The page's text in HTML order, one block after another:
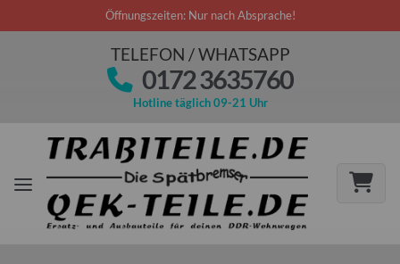
Öffnungszeiten: Nur nach Absprache!
TELEFON / WHATSAPP
0172 3635760
Hotline täglich 09-21 Uhr